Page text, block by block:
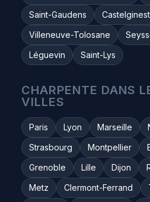
Saint-Gaudens
Castelginest
Villeneuve-Tolosane
Léguevin
Saint-Lys
CHARPENTE DANS
VILLES
Paris Lyon Marseille
Strasbourg
Montpellier
Grenoble
Lille Dijon
Metz
Clermont-Ferrand